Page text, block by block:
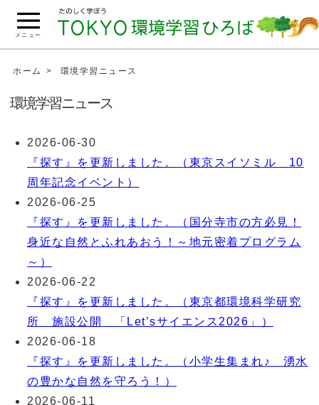
ペ
の
メニュー
ホーム 環境学習ニュース
環境学習ニュース
2026-06-30
『探す』を更新しました。（東京スイソミル 10
周年記念イベント）
2026-06-25
『探す』を更新しました。（国分寺市の方必見！
身近な自然とふれあおう！～地元密着プログラム
～）
2026-06-22
『探す』を更新しました。（東京都環境科学研究
所 施設公開 「Let’sサイエンス2026」）
2026-06-18
『探す』を更新しました。（小学生集まれ♪ 湧水
の豊かな自然を守ろう！）
2026-06-11